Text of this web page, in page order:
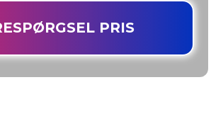
PRIS